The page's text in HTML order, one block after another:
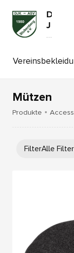
D
J
K
A
t
u
n
e
h
o
p
Mützen
Produkte
FilterAlle Filter